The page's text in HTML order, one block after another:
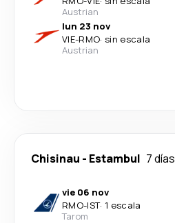
Austrian
lun 23 nov
VIE-RMO· sin escala
Austrian
Chisinau - Estambul 7 días
vie 06 nov
RMO-IST· 1 escala
Tarom